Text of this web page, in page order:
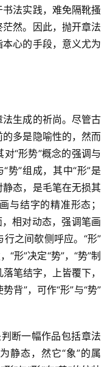
法实践，难免隔靴搔
然。因此，抛开章法
心的手段，意义尤为
生成的祈尚。尽管古
多是隐喻性的，然而
“形势”概念的强调与
势”组成，其中“形”是
态，是毛笔在无损其
与结字的精准形态；
相对动态，强调笔画
之间欹侧呼应。“形”
形”决定“势”，“势”制
笔结字，上皆覆下，
背”，可作“形”与“势”
断一幅作品包括章法
静态，然它“象”的属